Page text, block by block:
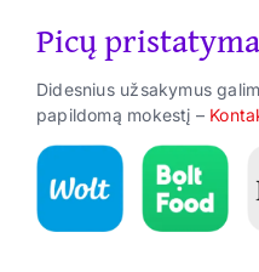
Picų
Didesnius užsakymus
papildomą mokestį –